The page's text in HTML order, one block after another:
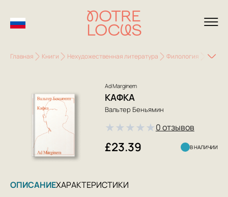
Главная Книги Нехудожественная литература Филология
Ad Marginem
КАФКА
Вальтер Беньямин
★★★★★0 отзывов
£23.39 В НАЛИЧИИ
ОПИСАНИЕХАРАКТЕРИСТИКИ